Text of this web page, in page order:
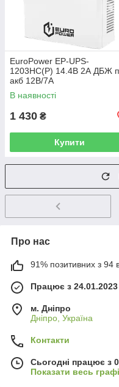
EuroPower EP-UPS-
1203HC(P) 14.4В 2А ДБЖ
акб 12В/7A
В наявності
1 430 ₴
Купити
Про нас
91% позитивних з 94
Працює з 24.01.2023
м. Дніпро
Дніпро, Україна
Контакти
Сьогодні працює з
Показати весь